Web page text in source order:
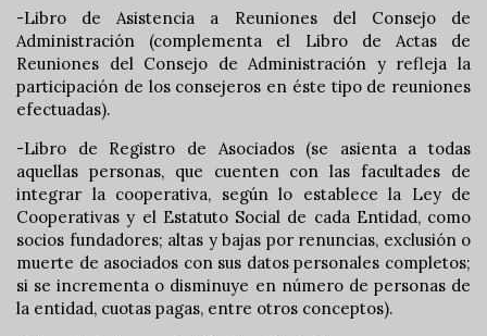
-Libro de Asistencia a Reuniones del Consejo de
Administración (complementa el Libro de Actas de
Reuniones del Consejo de Administración y refleja la
participación de los consejeros en éste tipo de reuniones
efectuadas).
-Libro de Registro de Asociados (se asienta a todas
aquellas personas, que cuenten con las facultades de
integrar la cooperativa, según lo establece la Ley de
Cooperativas y el Estatuto Social de cada Entidad, como
socios fundadores; altas y bajas por renuncias, exclusión o
muerte de asociados con sus datos personales completos;
si se incrementa o disminuye en número de personas de
la entidad, cuotas pagas, entre otros conceptos).